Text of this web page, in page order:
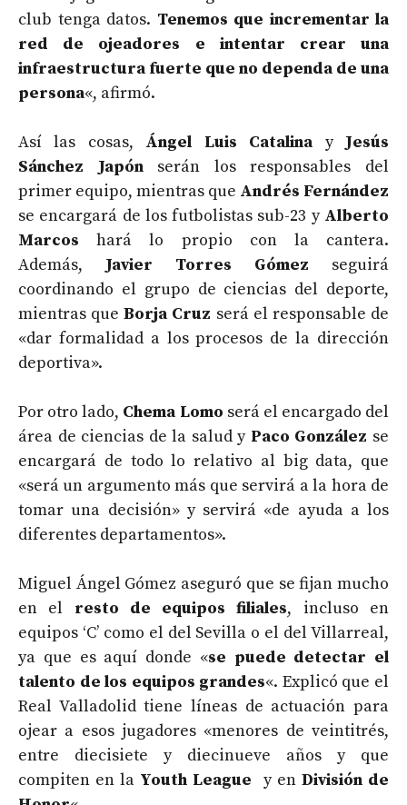
club tenga datos. Tenemos que incrementar la
red de ojeadores e intentar crear una
infraestructura fuerte que no dependa de una
persona«, afirmó.
Así las cosas, Ángel Luis Catalina y Jesús
Sánchez Japónserán los responsables del
primer equipo, mientras que Andrés Fernández
se encargará de los futbolistas sub-23 y Alberto
Marcos hará lo propio con la cantera.
Además, Javier Torres Gómez seguirá
coordinando el grupo de ciencias del deporte,
mientras queBorja Cruz será el responsable de
«dar formalidad a los procesos de la dirección
deportiva».
Por otro lado, Chema Lomo será el encargado del
área de ciencias de la salud y Paco González se
encargará de todo lo relativo al big data, que
«será un argumento más que servirá a la hora de
tomar una decisión» y servirá «de ayuda a los
diferentes departamentos».
Miguel Ángel Gómez aseguró que se fijan mucho
en el resto de equipos filiales, incluso en
equipos ‘C’ como el del Sevilla o el del Villarreal,
ya que es aquí donde «se puede detectar el
talento de los equipos grandes«. Explicó que el
Real Valladolid tiene líneas de actuación para
ojear a esos jugadores «menores de veintitrés,
entre diecisiete y diecinueve años y que
compiten en la Youth League y en División de